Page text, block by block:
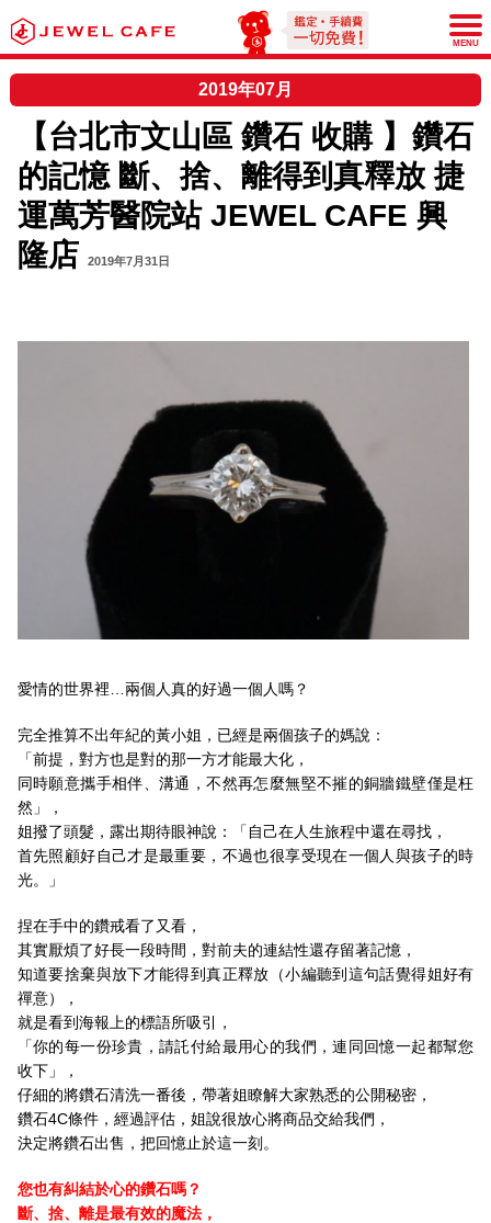
JEWEL CAFE
MENU
2019年07月
【台北市文山區 鑽石 收購 】鑽石
的記憶 斷、捨、離得到真釋放 捷
運萬芳醫院站 JEWEL CAFE 興
隆店
2019年7月31日
愛情的世界裡…兩個人真的好過一個人嗎？
完全推算不出年紀的黃小姐，已經是兩個孩子的媽說：
「前提，對方也是對的那一方才能最大化，
同時願意攜手相伴、溝通，不然再怎麼無堅不摧的銅牆鐵壁僅是枉
然」，
姐撥了頭髮，露出期待眼神說：「自己在人生旅程中還在尋找，
首先照顧好自己才是最重要，不過也很享受現在一個人與孩子的時
光。」
捏在手中的鑽戒看了又看，
其實厭煩了好長一段時間，對前夫的連結性還存留著記憶，
知道要捨棄與放下才能得到真正釋放（小編聽到這句話覺得姐好有
禪意），
就是看到海報上的標語所吸引，
「你的每一份珍貴，請託付給最用心的我們，連同回憶一起都幫您
收下」，
仔細的將鑽石清洗一番後，帶著姐瞭解大家熟悉的公開秘密，
鑽石4C條件，經過評估，姐說很放心將商品交給我們，
決定將鑽石出售，把回憶止於這一刻。
您也有糾結於心的鑽石嗎？
斷、捨、離是最有效的魔法，